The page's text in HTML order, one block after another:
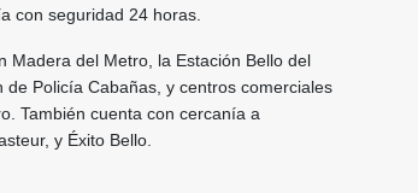
con seguridad 24 horas.
Madera del Metro, la Estación Bello del
Policía Cabañas, y centros comerciales
También cuenta con cercanía a
y Éxito Bello.